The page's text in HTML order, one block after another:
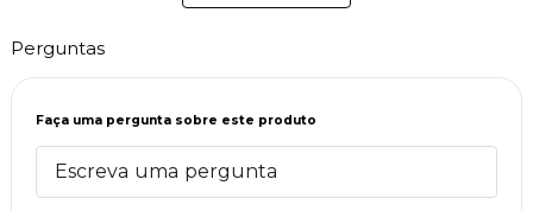
Perguntas
Faça uma pergunta sobre este produto